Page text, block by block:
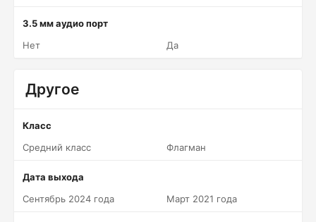
3.5 мм аудио порт
Нет
Да
Другое
Класс
Средний класс
Флагман
Дата выхода
Сентябрь 2024 года
Март 2021 года